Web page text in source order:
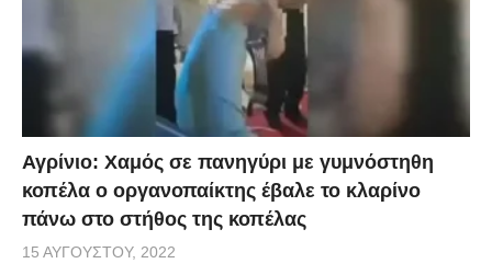
Αγρίνιο: Χαμός σε πανηγύρι με γυμνόστηθη
κοπέλα ο οργανοπαίκτης έβαλε το κλαρίνο
πάνω στο στήθος της κοπέλας
15 ΑΥΓΟΎΣΤΟΥ, 2022